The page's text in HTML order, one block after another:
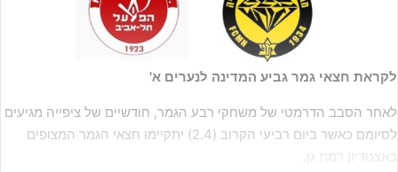
לקראת חצאי גמר גביע המדינה לנערים א'
לאחר הסבב הדרמטי של משחקי רבע הגמר, חודשיים של ציפייה מגיעים
לסיומם כאשר ביום רביעי הקרוב (2.4) יתקיימו חצאי הגמר המצופים
באצטדיון רמת גן.